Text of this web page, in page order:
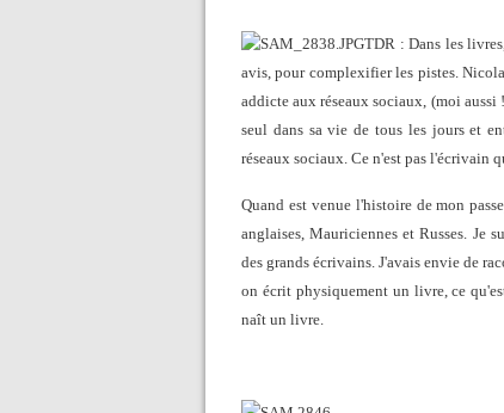
TDR : Dans les
avis, pour complexifier les pistes.
addicte aux réseaux sociaux, (moi aussi
seul dans sa vie de tous les jours et
réseaux sociaux. Ce n'est pas l'écrivain
Quand est venue l'histoire de mon
anglaises, Mauriciennes et Russes. Je
des grands écrivains. J'avais envie de
on écrit physiquement un livre, ce
naît un livre.